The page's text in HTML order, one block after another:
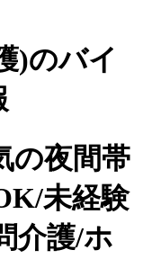
)のバイ
の夜間帯
未経験
介護/ホ